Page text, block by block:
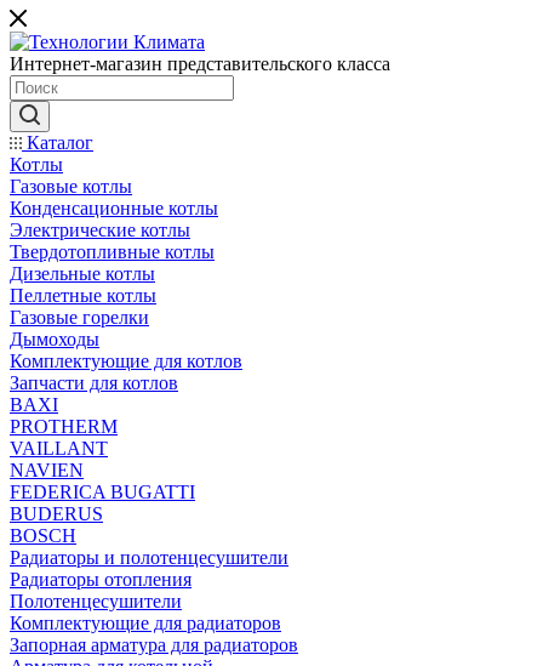
Интернет-магазин представительского класса
Каталог
Котлы
Газовые котлы
Конденсационные котлы
Электрические котлы
Твердотопливные котлы
Дизельные котлы
Пеллетные котлы
Газовые горелки
Дымоходы
Комплектующие для котлов
Запчасти для котлов
BAXI
PROTHERM
VAILLANT
NAVIEN
FEDERICA BUGATTI
BUDERUS
BOSCH
Радиаторы и полотенцесушители
Радиаторы отопления
Полотенцесушители
Комплектующие для радиаторов
Запорная арматура для радиаторов